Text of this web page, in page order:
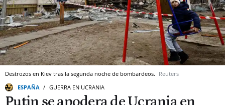
Destrozos en Kiev tras la segunda noche de bombardeos. Reuters
ESPAÑA
GUERRA EN UCRANIA